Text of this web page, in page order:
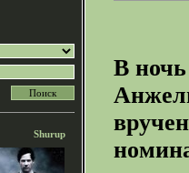
Shurup
В